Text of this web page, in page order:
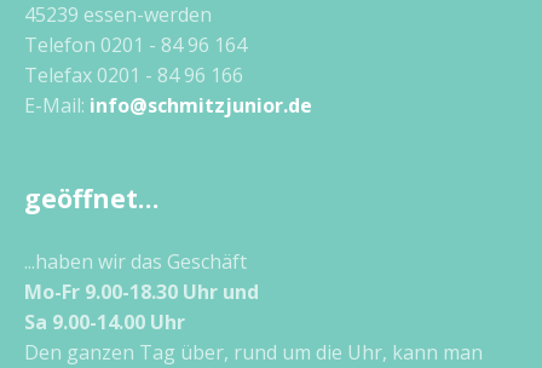
45239 essen-werden
Telefon 0201 - 84 96 164
Telefax 0201 - 84 96 166
E-Mail: info@schmitzjunior.de
geöffnet…
...haben wir das Geschäft
Mo-Fr 9.00-18.30 Uhr und
Sa 9.00-14.00 Uhr
Den ganzen Tag über, rund um die Uhr, kann man